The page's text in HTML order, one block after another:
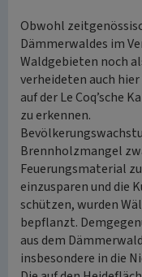
Obwohl
Dämmerwaldes im
Waldgebieten noch
verheideten auch
auf der Le Coq’sche
zu erkennen.
Brennholzmangel
Feuerungsmaterial
einzusparen und die
schützen, wurden
bepflanzt.
aus dem
insbesondere in die